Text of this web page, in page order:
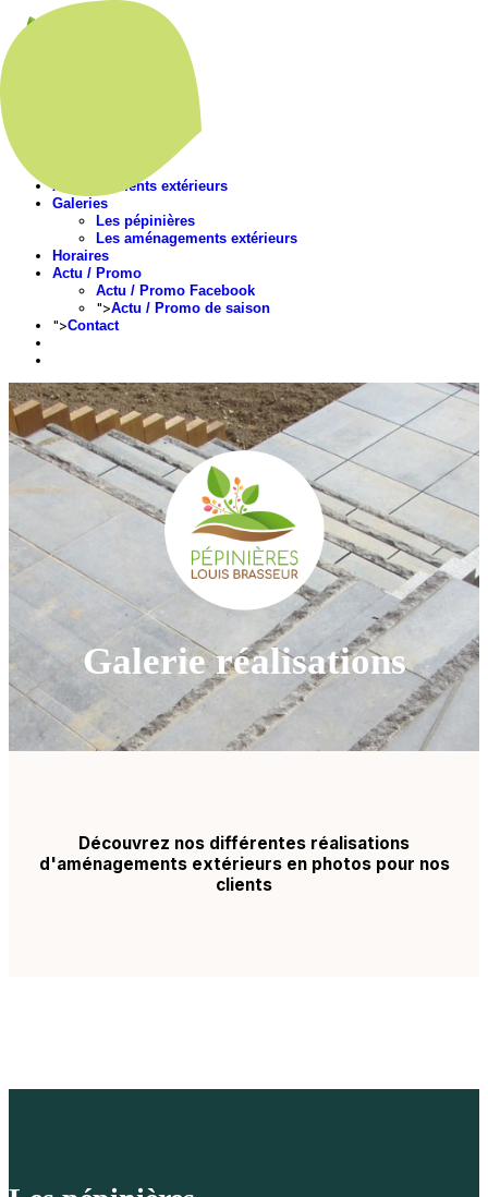
Aménagements extérieurs
Galeries
Les pépinières
Les aménagements extérieurs
Horaires
Actu / Promo
Actu / Promo Facebook
">Actu / Promo de saison
">Contact
Galerie réalisations
Découvrez nos différentes réalisations
d'aménagements extérieurs en photos pour nos
clients